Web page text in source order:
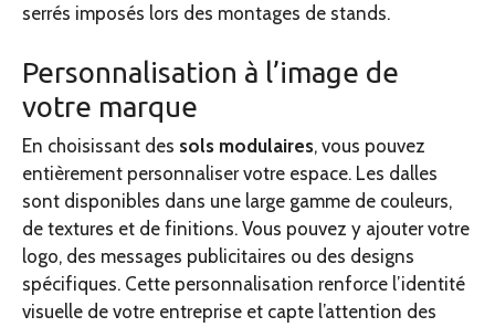
serrés imposés lors des montages de stands.
Personnalisation à l’image de
votre marque
En choisissant des sols modulaires, vous pouvez
entièrement personnaliser votre espace. Les dalles
sont disponibles dans une large gamme de couleurs,
de textures et de finitions. Vous pouvez y ajouter votre
logo, des messages publicitaires ou des designs
spécifiques. Cette personnalisation renforce l’identité
visuelle de votre entreprise et capte l’attention des